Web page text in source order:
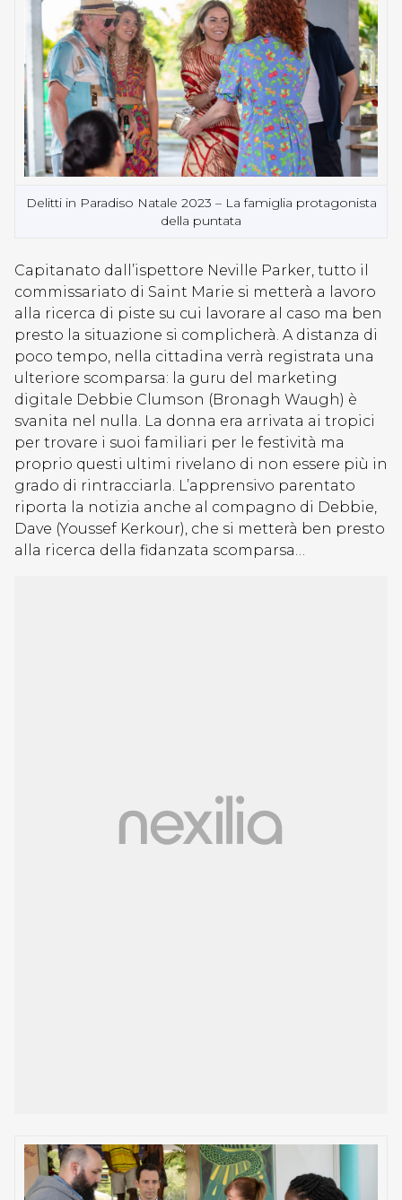
Delitti in Paradiso Natale 2023 – La famiglia protagonista
della puntata
Capitanato dall’ispettore Neville Parker, tutto il
commissariato di Saint Marie si metterà a lavoro
alla ricerca di piste su cui lavorare al caso ma ben
presto la situazione si complicherà. A distanza di
poco tempo, nella cittadina verrà registrata una
ulteriore scomparsa: la guru del marketing
digitale Debbie Clumson (Bronagh Waugh) è
svanita nel nulla. La donna era arrivata ai tropici
per trovare i suoi familiari per le festività ma
proprio questi ultimi rivelano di non essere più in
grado di rintracciarla. L’apprensivo parentato
riporta la notizia anche al compagno di Debbie,
Dave (Youssef Kerkour), che si metterà ben presto
alla ricerca della fidanzata scomparsa…